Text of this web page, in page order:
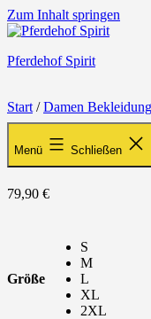
Zum Inhalt springen
Pferdehof Spirit
Menü Schließen
Start /Damen Bekleidung
Damen
79,90 €
Größe
S
M
L
XL
2XL